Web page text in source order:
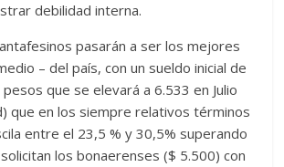
debilidad interna.
pasarán a ser los mejores
– del país, con un sueldo inicial de
que se elevará a 6.533 en Julio
que en los siempre relativos términos
entre el 23,5 % y 30,5% superando
los bonaerenses ($ 5.500) con